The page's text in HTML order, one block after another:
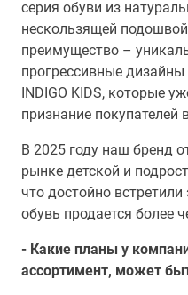
серия обуви из
нескользящей
преимущество –
прогрессивные
INDIGO KIDS, которые
признание покупателей
В 2025 году наш бренд
рынке детской и
что достойно
обувь продается более
- Какие планы у
ассортимент, может